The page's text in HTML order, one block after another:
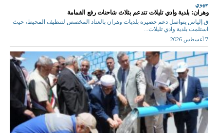
جهوي
وهران: بلدية وادي تليلات تتدعم بثلاث شاحنات رفع القمامة
ق.إلياس يتواصل دعم حضيرة بلديات وهران بالعتاد المخصص لتنظيف المحيط، حيث
استلمت بلدية وادي تليلات...
7 أغسطس 2026